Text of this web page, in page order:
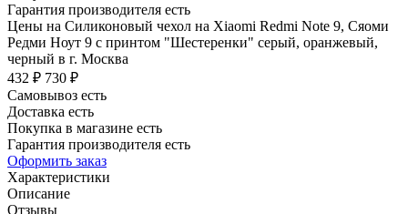
Гарантия производителя есть
Цены на Силиконовый чехол на Xiaomi Redmi Note 9, Сяоми
Редми Ноут 9 с принтом "Шестеренки" серый, оранжевый,
черный в г. Москва
432 ₽ 730 ₽
Самовывоз есть
Доставка есть
Покупка в магазине есть
Гарантия производителя есть
Оформить заказ
Характеристики
Описание
Отзывы